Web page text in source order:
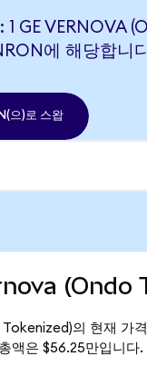
GE VERNOVA
에 해당합니
으)로 스왑
(Ondo
의 현재 가
액은 $56.25만입니다.